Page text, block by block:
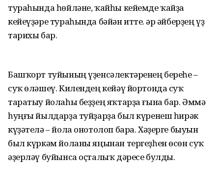
тураһында һөйләне, ҡайһы кейемде ҡайҙа
кейеүҙәре тураһында бәйән итте. Һәр әйберҙең үҙ
тарихы бар.
Башҡорт туйының үҙенсәлектәренең береһе –
суҡ өләшеү. Килендең кейәү йортонда суҡ
таратыу йолаһы беҙҙең яҡтарҙа ғына бар. Әммә
һуңғы йылдарҙа туйҙарҙа был күренеш һирәк
күҙәтелә – йола онотолоп бара. Хәҙерге быуын
был күркәм йоланы яңынан тергеҙһен өсөн суҡ
әҙерләү буйынса оҫталыҡ дәресе булды.